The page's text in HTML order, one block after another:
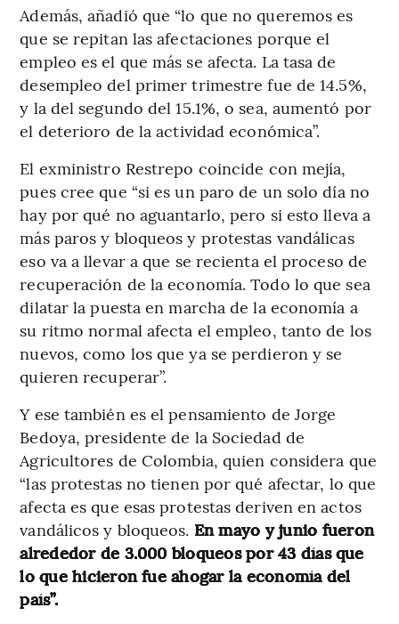
Además, añadió que “lo que no queremos es
que se repitan las afectaciones porque el
empleo es el que más se afecta. La tasa de
desempleo del primer trimestre fue de 14.5%,
y la del segundo del 15.1%, o sea, aumentó por
el deterioro de la actividad económica”.
El exministro Restrepo coincide con mejía,
pues cree que “si es un paro de un solo día no
hay por qué no aguantarlo, pero si esto lleva a
más paros y bloqueos y protestas vandálicas
eso va a llevar a que se recienta el proceso de
recuperación de la economía. Todo lo que sea
dilatar la puesta en marcha de la economía a
su ritmo normal afecta el empleo, tanto de los
nuevos, como los que ya se perdieron y se
quieren recuperar”.
Y ese también es el pensamiento de Jorge
Bedoya, presidente de la Sociedad de
Agricultores de Colombia, quien considera que
“las protestas no tienen por qué afectar, lo que
afecta es que esas protestas deriven en actos
vandálicos y bloqueos. En mayo y junio fueron
alrededor de 3.000 bloqueos por 43 días que
lo que hicieron fue ahogar la economía del
país”.